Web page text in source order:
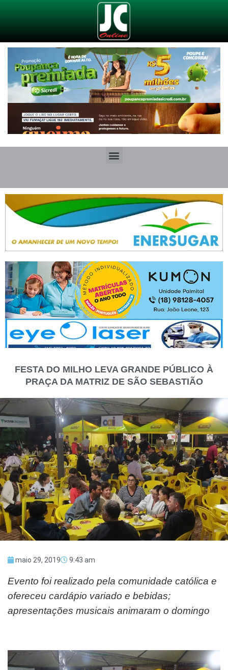
FESTA DO MILHO LEVA GRANDE PÚBLICO À
PRAÇA DA MATRIZ DE SÃO SEBASTIÃO
maio 29, 2019 9:43 am
Evento foi realizado pela comunidade católica e
ofereceu cardápio variado e bebidas;
apresentações musicais animaram o domingo